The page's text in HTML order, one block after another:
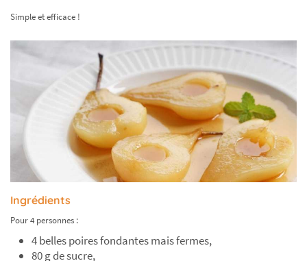
Simple et efficace !
Ingrédients
Pour 4 personnes :
4 belles poires fondantes mais fermes,
80 g de sucre,